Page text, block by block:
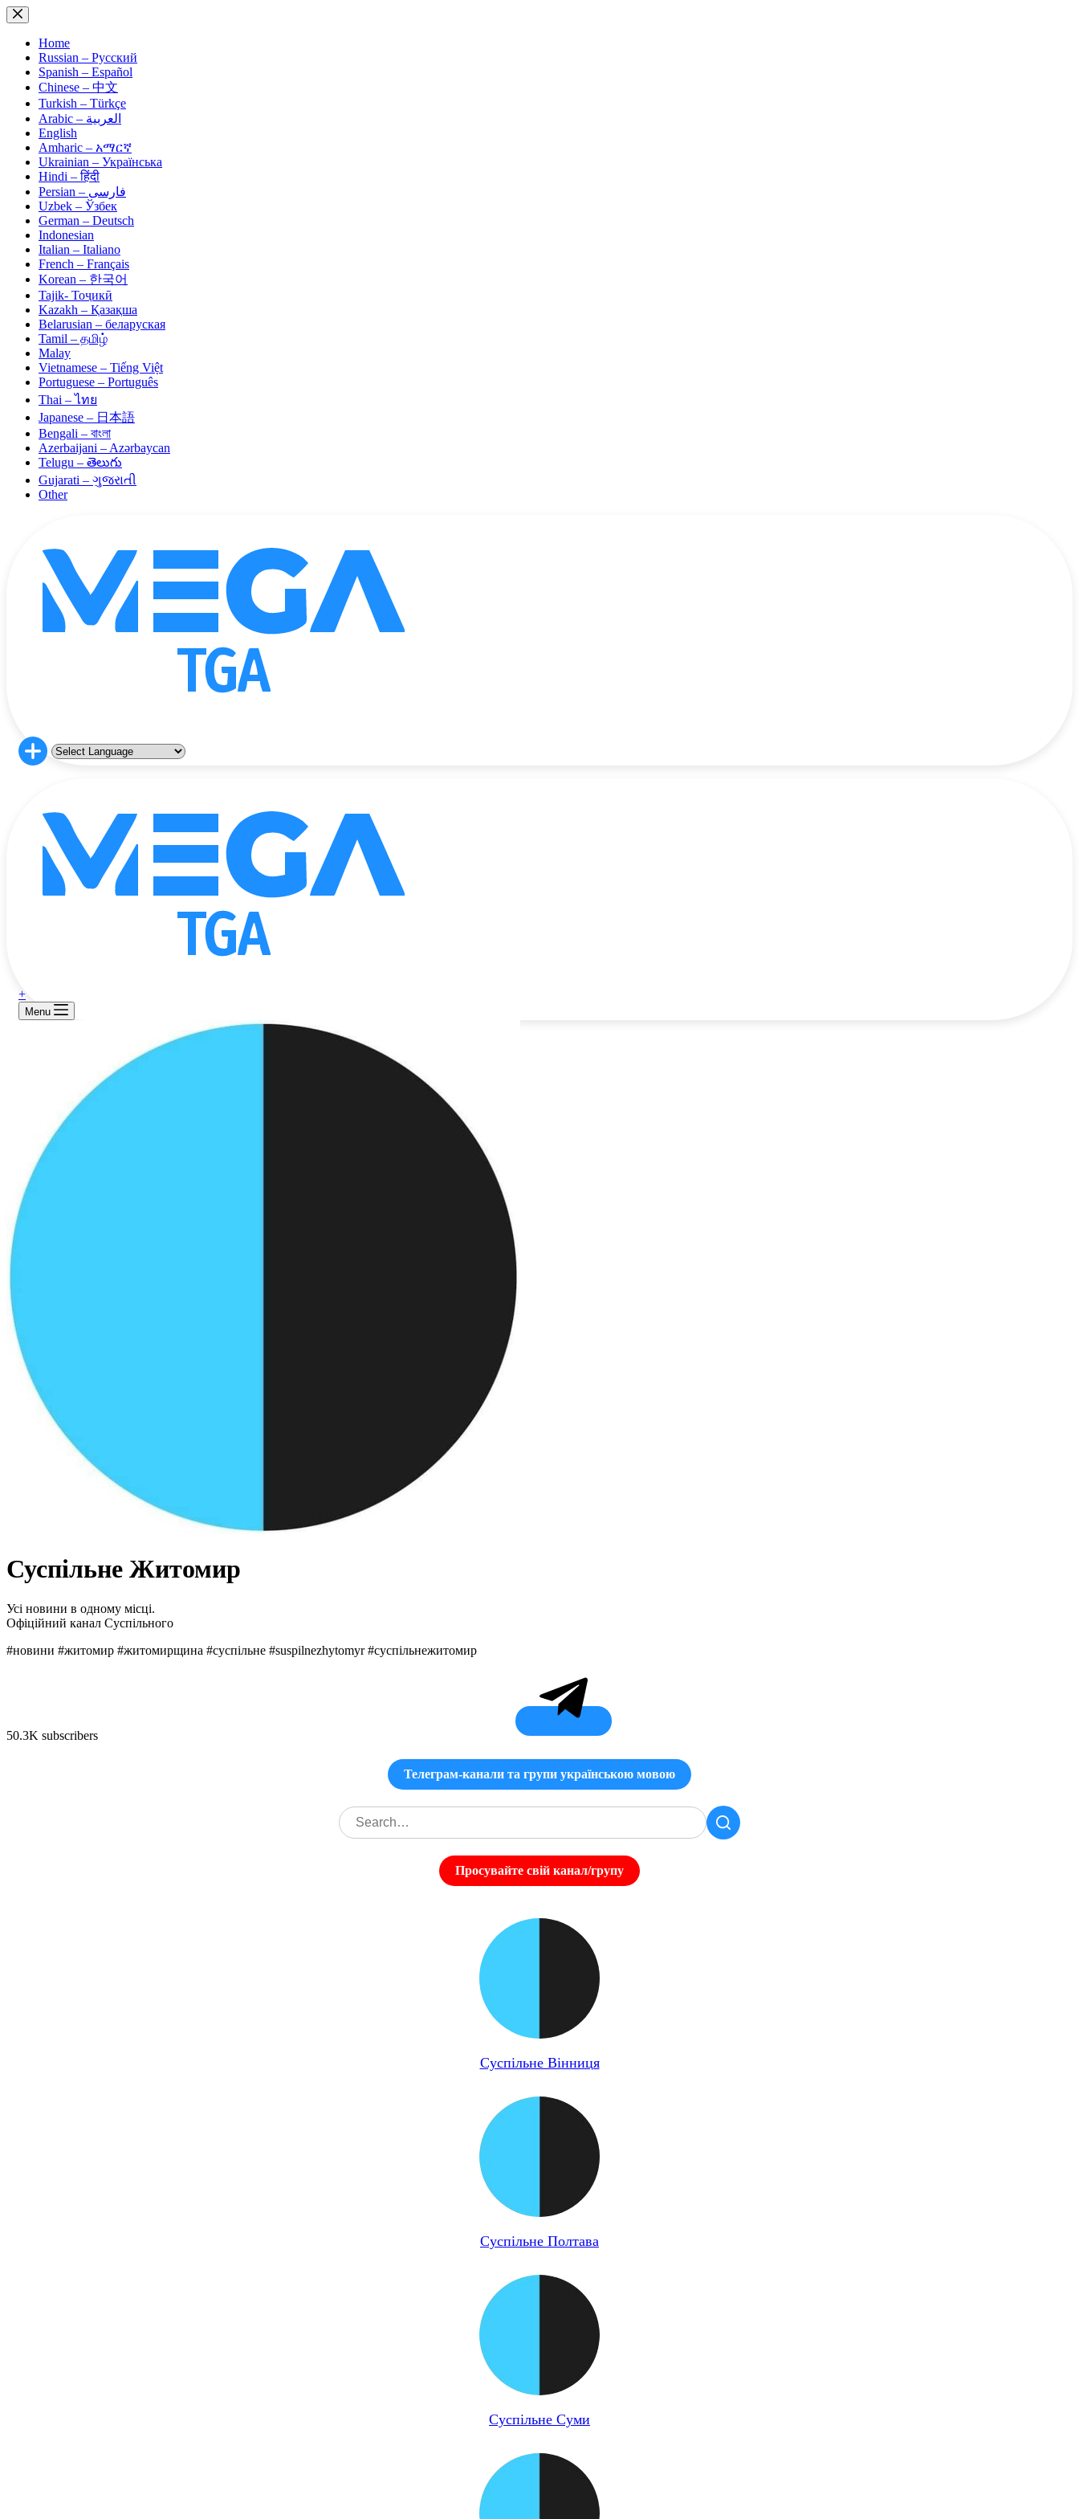
Skip
to
contentHome
Russian – Русский
Spanish – Español
Chinese – 中文
Turkish – Türkçe
Arabic – العربية
English
Amharic – አማርኛ
Ukrainian – Українська
Hindi – हिंदी
Persian – فارسی
Uzbek – Ўзбек
German – Deutsch
Indonesian
Italian – Italiano
French – Français
Korean – 한국어
Tajik- Тоҷикӣ
Kazakh – Қазақша
Belarusian – беларуская
Tamil – தமிழ்
Malay
Vietnamese – Tiếng Việt
Portuguese – Português
Thai – ไทย
Japanese – 日本語
Bengali – বাংলা
Azerbaijani – Azərbaycan
Telugu – తెలుగు
Gujarati – ગુજરાતી
Other
+
Menu
Суспільне Житомир
Усі новини в одному місці.
Офіційний канал Суспільного
#новини #житомир #житомирщина #суспільне #suspilnezhytomyr #суспільнежитомир
50.3K subscribers
Телеграм-канали та групи українською мовою
Просувайте свій канал/групу
Суспільне Вінниця
Суспільне Полтава
Суспільне Суми